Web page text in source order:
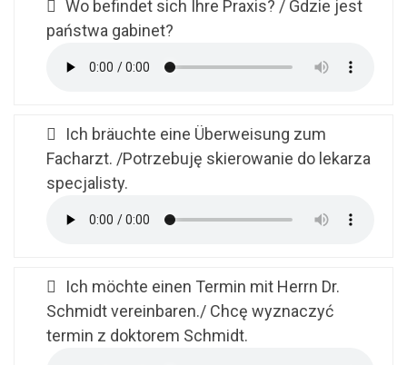
Wo befindet sich Ihre Praxis? / Gdzie jest
państwa gabinet?
Ich bräuchte eine Überweisung zum
Facharzt. /Potrzebuję skierowanie do lekarza
specjalisty.
Ich möchte einen Termin mit Herrn Dr.
Schmidt vereinbaren./ Chcę wyznaczyć
termin z doktorem Schmidt.